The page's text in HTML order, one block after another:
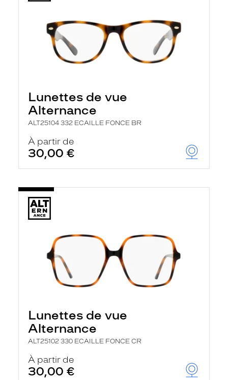
Lunettes de vue
Alternance
ALT25104 332 ECAILLE FONCE BR
À partir de
30,00 €
Lunettes de vue
Alternance
ALT25102 330 ECAILLE FONCE CR
À partir de
30,00 €